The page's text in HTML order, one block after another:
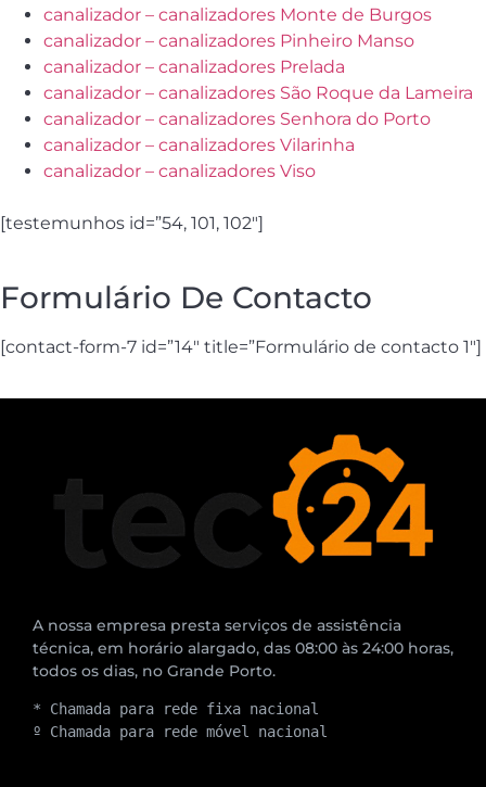
canalizador – canalizadores Monte de Burgos
canalizador – canalizadores Pinheiro Manso
canalizador – canalizadores Prelada
canalizador – canalizadores São Roque da Lameira
canalizador – canalizadores Senhora do Porto
canalizador – canalizadores Vilarinha
canalizador – canalizadores Viso
[testemunhos id=”54, 101, 102″]
Formulário De Contacto
[contact-form-7 id=”14″ title=”Formulário de contacto 1″]
A nossa empresa presta serviços de assistência
técnica, em horário alargado, das 08:00 às 24:00 horas,
todos os dias, no Grande Porto.
* Chamada para rede fixa nacional
º Chamada para rede móvel nacional